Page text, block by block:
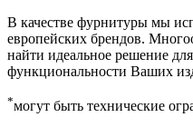
В качестве фурнитуры мы
европейских брендов.
найти идеальное решение
функциональности Ваших
*могут быть технические